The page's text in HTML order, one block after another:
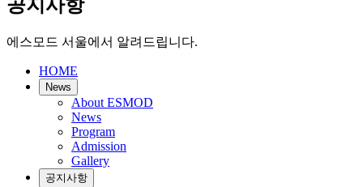
공지사항
에스모드 서울에서 알려드립니다.
HOME
News
About ESMOD
News
Program
Admission
Gallery
공지사항